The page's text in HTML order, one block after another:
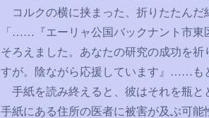
コルクの横に挟まった、折りたたんだ
「 ……
『エーリャ公国バックナント市
そろえました。あなたの研究の成功を
すが。陰ながら応援しています』
…… も
手紙を読み終えると、彼はそれを瓶と
手紙にある住所の医者に被害が及ぶ可能